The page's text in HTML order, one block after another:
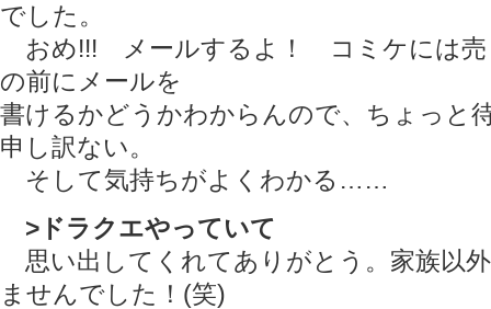
でした。
おめ!!! メールするよ！ コミケには売
の前にメールを
書けるかどうかわからんので、ちょっと
申し訳ない。
そして気持ちがよくわかる……
>ドラクエやっていて
思い出してくれてありがとう。家族以
ませんでした！(笑)